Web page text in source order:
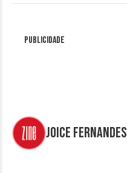
Publicidade
Joice Fernandes